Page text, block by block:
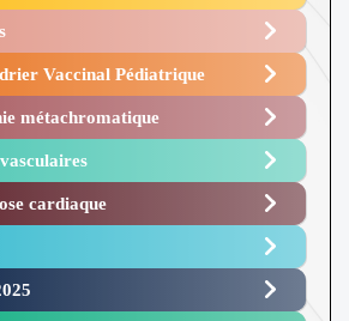
Vaccinal Pédiatrique
métachromatique
cardiaque